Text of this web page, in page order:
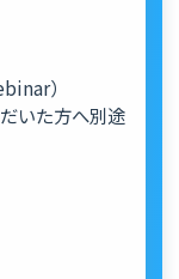
）
いた方へ別途